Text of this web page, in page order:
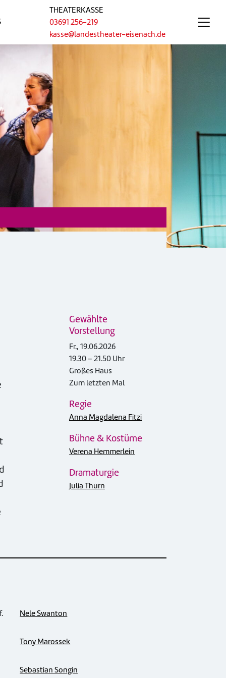
THEATERKASSE
03691 256-219
kasse@landestheater-eisenach.de
Gewählte
Vorstellung
Fr., 19.06.2026
19.30 – 21.50 Uhr
Großes Haus
Zum letzten Mal
Regie
Anna Magdalena Fitzi
Bühne & Kostüme
Verena Hemmerlein
Dramaturgie
Julia Thurn
Nele Swanton
Tony Marossek
Sebastian Songin